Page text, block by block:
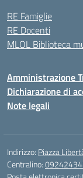
RE Famiglie
RE Docenti
MLOL Biblioteca
Amministrazione
Dichiarazione di
Note legali
Indirizzo: Piazza
Centralino: